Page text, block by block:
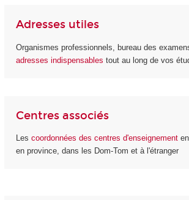
Adresses utiles
Organismes professionnels, bureau des
adresses indispensables tout au long de vos
Centres associés
Les coordonnées des centres d'enseignement
en province, dans les Dom-Tom et à l'étranger